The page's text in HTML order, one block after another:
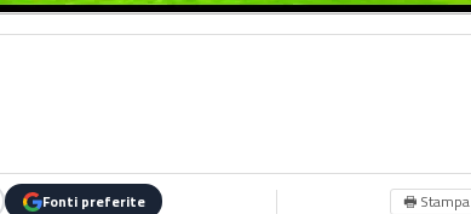
Fonti preferite 🖶 Stampa